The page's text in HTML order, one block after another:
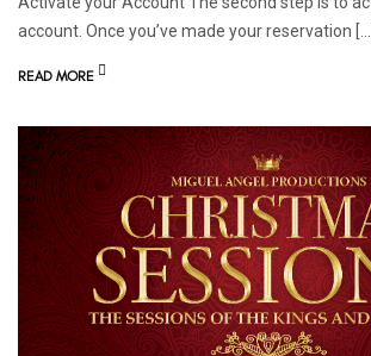
account. Once you’ve made your reservation […]
READ MORE